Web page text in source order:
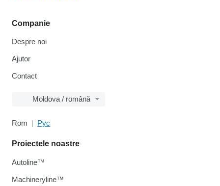
Companie
Despre noi
Ajutor
Contact
Moldova / română
Rom Рус
Proiectele noastre
Autoline™
Machineryline™